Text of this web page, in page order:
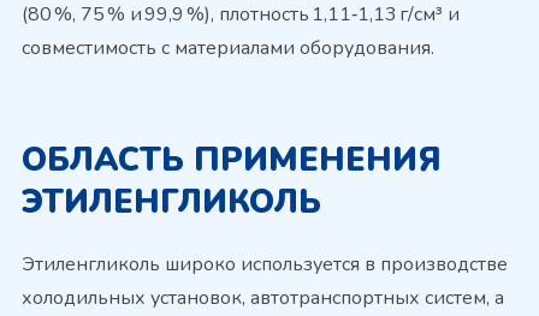
(80 %, 75 % и 99,9 %), плотность 1,11‑1,13 г/см³ и
совместимость с материалами оборудования.
ОБЛАСТЬ ПРИМЕНЕНИЯ
ЭТИЛЕНГЛИКОЛЬ
Этиленгликоль широко используется в производстве
холодильных установок, автотранспортных систем, а